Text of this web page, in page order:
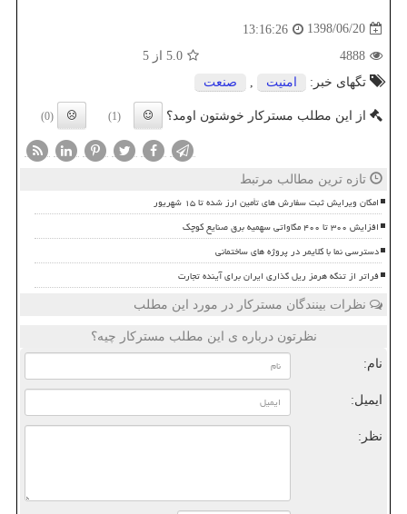
1398/06/20
13:16:26
4888
5.0 از 5
تگهای خبر:
امنیت , صنعت
از این مطلب مسترکار خوشتون اومد؟ (1)
(0)
تازه ترین مطالب مرتبط
امکان ویرایش ثبت سفارش های تأمین ارز شده تا ۱۵ شهریور
افزایش ۳۰۰ تا ۴۰۰ مگاواتی سهمیه برق صنایع کوچک
دسترسی نما با کلایمر در پروژه های ساختمانی
فراتر از تنگه هرمز ریل گذاری ایران برای آینده تجارت
نظرات بینندگان مسترکار در مورد این مطلب
نظرتون درباره ی این مطلب مسترکار چیه؟
نام:
ایمیل:
نظر: